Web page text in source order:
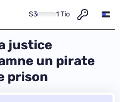
S3 1 Tio
justice
un pirate
prison